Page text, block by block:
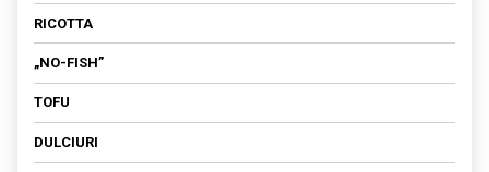
RICOTTA
„NO-FISH”
TOFU
DULCIURI